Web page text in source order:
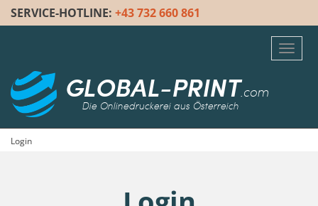
SERVICE-HOTLINE: +43 732 660 861
GLOBAL-PRINT.com
Die Onlinedruckerei aus Österreich
Login